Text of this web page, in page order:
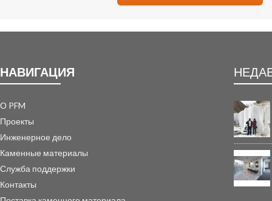
НАВИГАЦИЯ
О PFM
Проекты
Инженерное дело
Каменные материалы
Служба поддержки
Контакты